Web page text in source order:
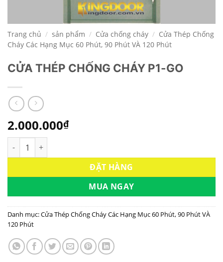
Trang chủ / sản phẩm / Cửa chống cháy / Cửa Thép Chống
Cháy Các Hạng Mục 60 Phút, 90 Phút VÀ 120 Phút
CỬA THÉP CHỐNG CHÁY P1-GO
2.000.000₫
CỬA THÉP CHỐNG CHÁY P1-GO số lượng
ĐẶT HÀNG
MUA NGAY
Danh mục:Cửa Thép Chống Cháy Các Hạng Mục 60 Phút, 90 Phút VÀ
120 Phút